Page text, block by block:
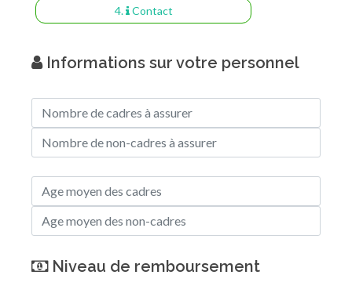
4. Contact
Informations sur votre personnel
Niveau de remboursement